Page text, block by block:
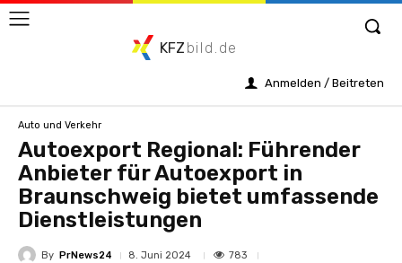
KFZ bild.de
Anmelden / Beitreten
Auto und Verkehr
Autoexport Regional: Führender
Anbieter für Autoexport in
Braunschweig bietet umfassende
Dienstleistungen
By PrNews24 8. Juni 2024 783